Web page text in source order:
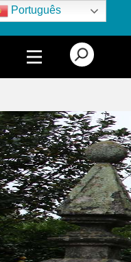
Português